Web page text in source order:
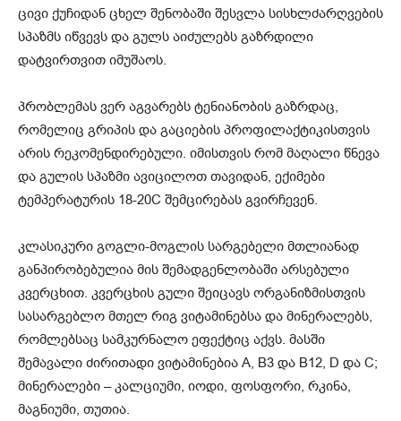
ცივი ქუჩიდან ცხელ შენობაში შესვლა სისხლძარღვების
სპაზმს იწვევს და გულს აიძულებს გაზრდილი
დატვირთვით იმუშაოს.
პრობლემას ვერ აგვარებს ტენიანობის გაზრდაც,
რომელიც გრიპის და გაციების პროფილაქტიკისთვის
არის რეკომენდირებული. იმისთვის რომ მაღალი წნევა
და გულის სპაზმი ავიცილოთ თავიდან, ექიმები
ტემპერატურის 18-20С შემცირებას გვირჩევენ.
კლასიკური გოგლი-მოგლის სარგებელი მთლიანად
განპირობებულია მის შემადგენლობაში არსებული
კვერცხით. კვერცხის გული შეიცავს ორგანიზმისთვის
სასარგებლო მთელ რიგ ვიტამინებსა და მინერალებს,
რომლებსაც სამკურნალო ეფექტიც აქვს. მასში
შემავალი ძირითადი ვიტამინებია А, В3 და В12, D და С;
მინერალები – კალციუმი, იოდი, ფოსფორი, რკინა,
მაგნიუმი, თუთია.